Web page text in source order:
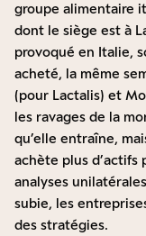
groupe alimentaire
dont le siège est à
provoqué en Italie,
acheté, la même
(pour Lactalis) et
les ravages de la
qu’elle entraîne,
achète plus
analyses
subie, les
des stratégies.